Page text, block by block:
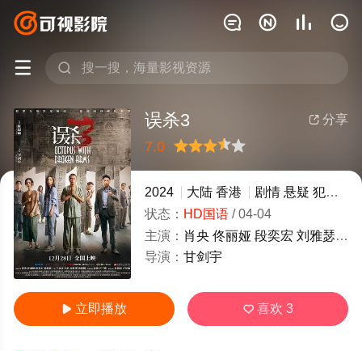
   
 
 分享
误杀3
7.0
很差较差还行推荐力荐
2024 大陆 香港 剧情 悬疑 犯罪
状态： HD国语/04-04
主演： 肖央 佟丽娅 段奕宏 刘雅瑟 王
导演： 甘剑宇
 立即播放 喜欢 3